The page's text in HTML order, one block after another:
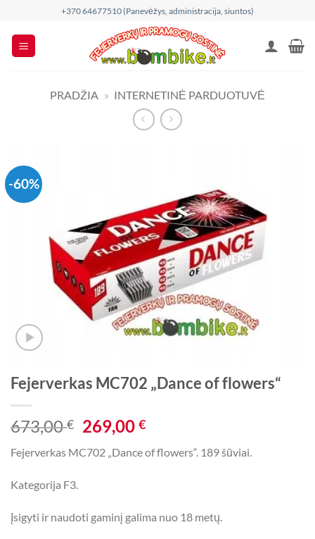
content
+370 64677510 (Panevėžys, administracija, siuntos)
PRADŽIA » INTERNETINĖ PARDUOTUVĖ
-60%
Fejerverkas MC702 „Dance of flowers“
673,00€ Original
price
was:
269,00€Current
is:
Fejerverkas MC702 „Dance of flowers“. 189 šūviai.
Kategorija F3.
Įsigyti ir naudoti gaminį galima nuo 18 metų.